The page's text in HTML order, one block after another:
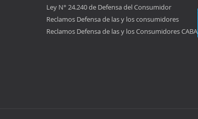
Ley N° 24.240 de Defensa del Consumidor
Reclamos Defensa de las y los consumidores
Reclamos Defensa de las y los Consumidores CABA